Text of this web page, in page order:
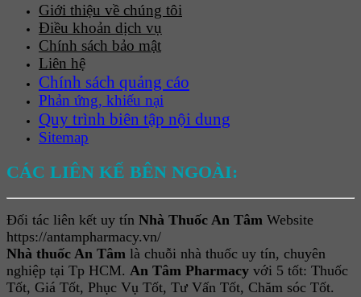
Giới thiệu về chúng tôi
Điều khoản dịch vụ
Chính sách bảo mật
Liên hệ
Chính sách quảng cáo
Phản ứng, khiếu nại
Quy trình biên tập nội dung
Sitemap
CÁC LIÊN KẾ BÊN NGOÀI:
Đối tác liên kết uy tín Nhà Thuốc An Tâm Website
https://antampharmacy.vn/
Nhà thuốc An Tâm là chuỗi nhà thuốc uy tín, chuyên
nghiệp tại Tp HCM. An Tâm Pharmacy với 5 tốt: Thuốc
Tốt, Giá Tốt, Phục Vụ Tốt, Tư Vấn Tốt, Chăm sóc Tốt.